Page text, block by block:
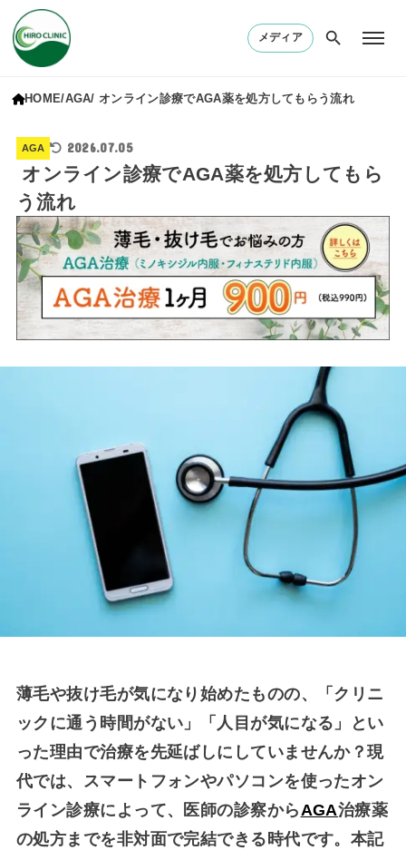
メディア
HOME AGA オンライン診療でAGA薬を処方してもらう流れ
AGA 2026.07.05
オンライン診療でAGA薬を処方してもら
う流れ
薄毛や抜け毛が気になり始めたものの、「クリニ
ックに通う時間がない」「人目が気になる」とい
った理由で治療を先延ばしにしていませんか？現
代では、スマートフォンやパソコンを使ったオン
ライン診療によって、医師の診察からAGA治療薬
の処方までを非対面で完結できる時代です。本記